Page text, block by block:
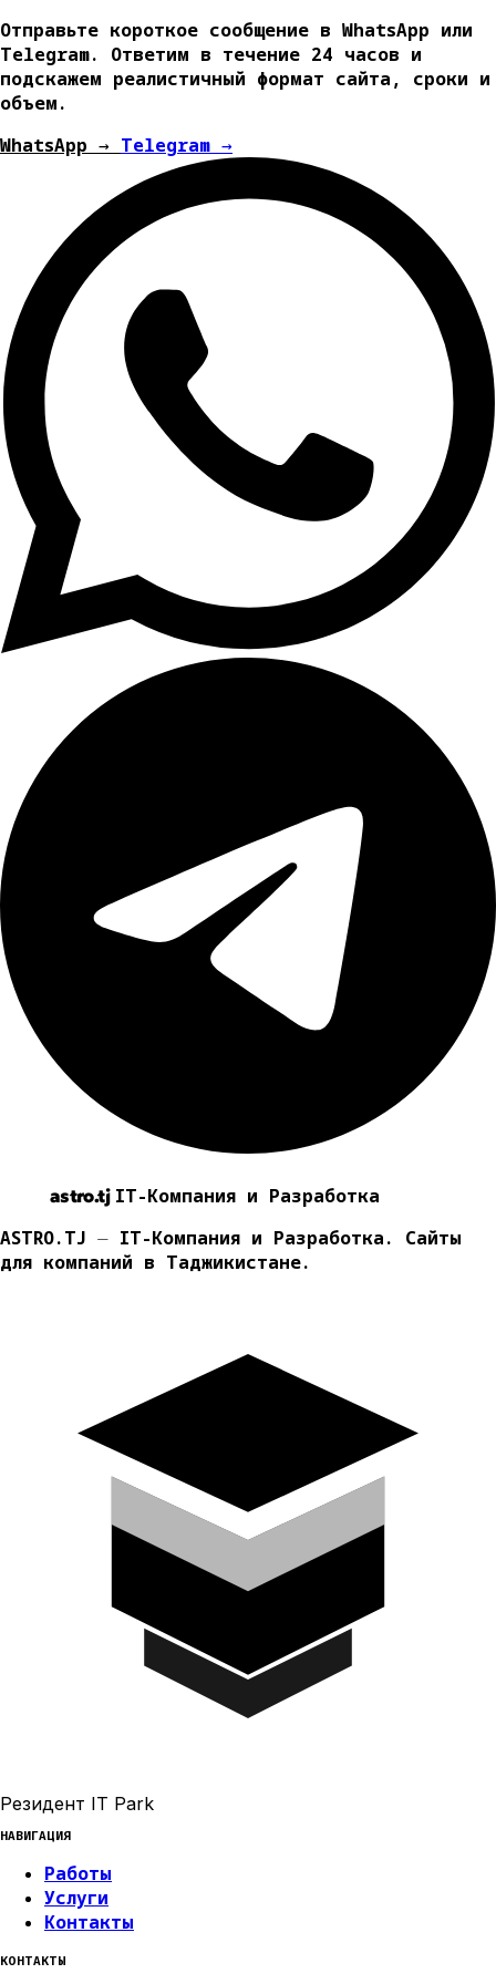
Отправьте короткое сообщение в WhatsApp или
Telegram. Ответим в течение 24 часов и
подскажем реалистичный формат сайта, сроки и
объем.
WhatsApp → Telegram →
astro.tj IT-Компания и Разработка
ASTRO.TJ ⏤ IT-Компания и Разработка. Сайты
для компаний в Таджикистане.
Резидент IT Park
НАВИГАЦИЯ
Работы
Услуги
Контакты
КОНТАКТЫ